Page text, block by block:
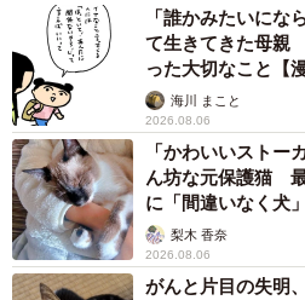
「誰かみたいにな
て生きてきた母親
った大切なこと【漫
海川 まこと
2026.08.06
「かわいいストー
ん坊な元保護猫
に「間違いなく犬
梨木 香奈
2026.08.06
がんと片目の失明